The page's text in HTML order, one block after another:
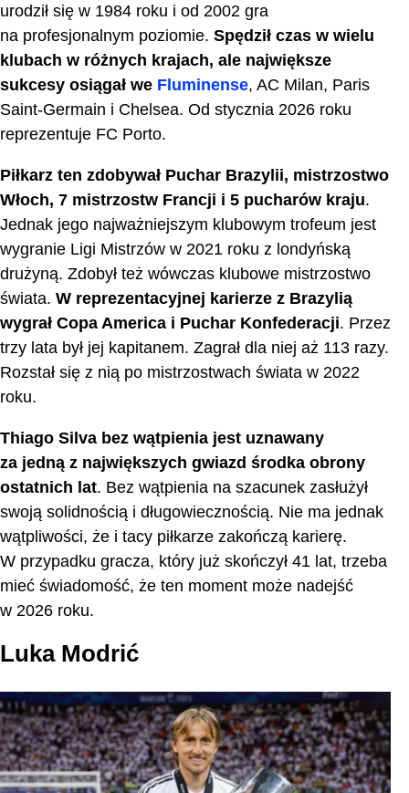
urodził się w 1984 roku i od 2002 gra
na profesjonalnym poziomie. Spędził czas w wielu
klubach w różnych krajach, ale największe
sukcesy osiągał we Fluminense, AC Milan, Paris
Saint-Germain i Chelsea. Od stycznia 2026 roku
reprezentuje FC Porto.
Piłkarz ten zdobywał Puchar Brazylii, mistrzostwo
Włoch, 7 mistrzostw Francji i 5 pucharów kraju.
Jednak jego najważniejszym klubowym trofeum jest
wygranie Ligi Mistrzów w 2021 roku z londyńską
drużyną. Zdobył też wówczas klubowe mistrzostwo
świata. W reprezentacyjnej karierze z Brazylią
wygrał Copa America i Puchar Konfederacji. Przez
trzy lata był jej kapitanem. Zagrał dla niej aż 113 razy.
Rozstał się z nią po mistrzostwach świata w 2022
roku.
Thiago Silva bez wątpienia jest uznawany
za jedną z największych gwiazd środka obrony
ostatnich lat. Bez wątpienia na szacunek zasłużył
swoją solidnością i długowiecznością. Nie ma jednak
wątpliwości, że i tacy piłkarze zakończą karierę.
W przypadku gracza, który już skończył 41 lat, trzeba
mieć świadomość, że ten moment może nadejść
w 2026 roku.
Luka Modrić